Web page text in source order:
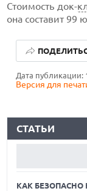
Стоимость док-
она составит 99
Дата публикации:
Версия для
СТАТЬИ
ОБЗОР ПЫЛЕСОСА
ОБЗОР МОНИТОРА
ОБЗОР МОНИТОРА
КАК БЕЗОПАСНО